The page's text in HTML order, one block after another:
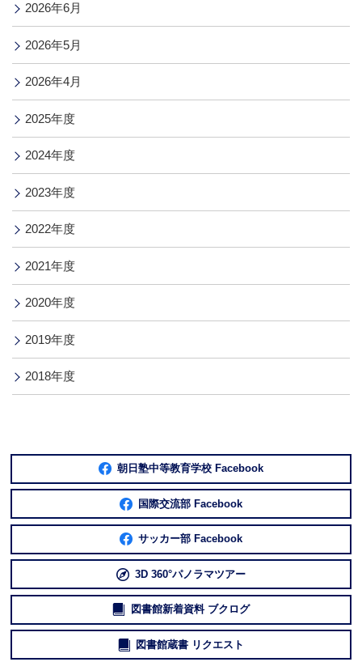
2026年6月
2026年5月
2026年4月
2025年度
2024年度
2023年度
2022年度
2021年度
2020年度
2019年度
2018年度
朝日塾中等教育学校 Facebook
国際交流部 Facebook
サッカー部 Facebook
3D 360°パノラマツアー
図書館新着資料 ブクログ
図書館蔵書 リクエスト